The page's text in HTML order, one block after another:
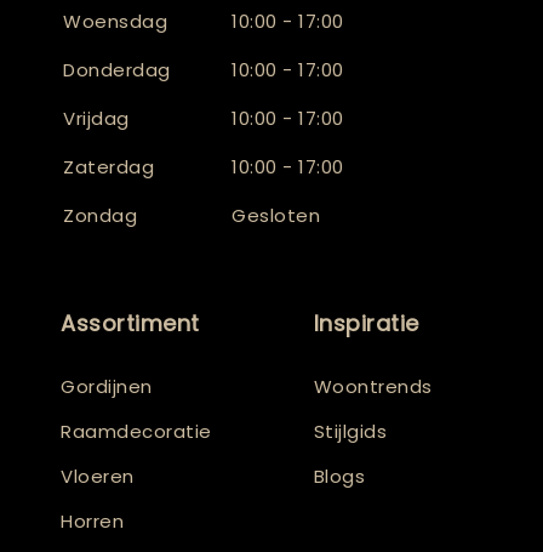
Woensdag
10:00 - 17:00
Donderdag
10:00 - 17:00
Vrijdag
10:00 - 17:00
Zaterdag
10:00 - 17:00
Zondag
Gesloten
Assortiment
Gordijnen
Raamdecoratie
Vloeren
Horren
Inspiratie
Woontrends
Stijlgids
Blogs